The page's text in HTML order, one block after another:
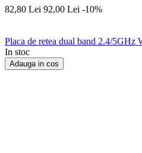
82,80 Lei 92,00 Lei -10%
Placa de retea dual band 2.4/5GHz
In stoc
Adauga in cos